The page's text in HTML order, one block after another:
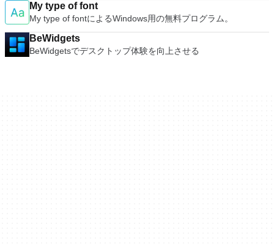
My type of font
My type of fontによるWindows用の無料プログラム。
BeWidgets
BeWidgetsでデスクトップ体験を向上させる